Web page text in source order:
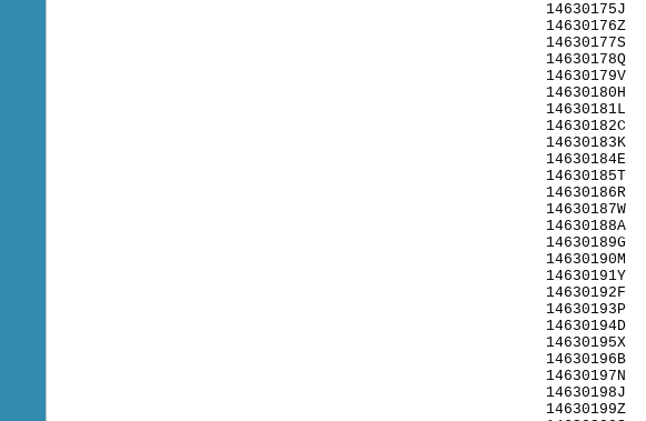
14630175J
14630176Z
14630177S
14630178Q
14630179V
14630180H
14630181L
14630182C
14630183K
14630184E
14630185T
14630186R
14630187W
14630188A
14630189G
14630190M
14630191Y
14630192F
14630193P
14630194D
14630195X
14630196B
14630197N
14630198J
14630199Z